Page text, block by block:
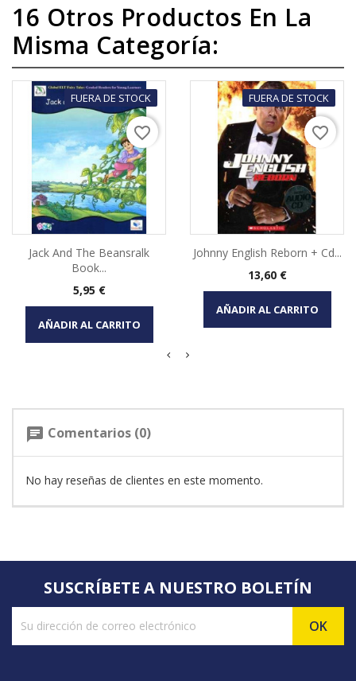
16 Otros Productos En La
Misma Categoría:
FUERA DE STOCK
Jack And The Beansralk
Book...
Precio
5,95 €
AÑADIR AL CARRITO
favorite_border
FUERA DE STOCK
Johnny English Reborn + Cd...
Precio
13,60 €
AÑADIR AL CARRITO
favorite_border
chat Comentarios (0)
No hay reseñas de clientes en este momento.
SUSCRÍBETE A NUESTRO BOLETÍN